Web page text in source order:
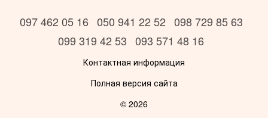
097 462 05 16 050 941 22 52 098 729 85 63
099 319 42 53 093 571 48 16
Контактная информация
Полная версия сайта
© 2026